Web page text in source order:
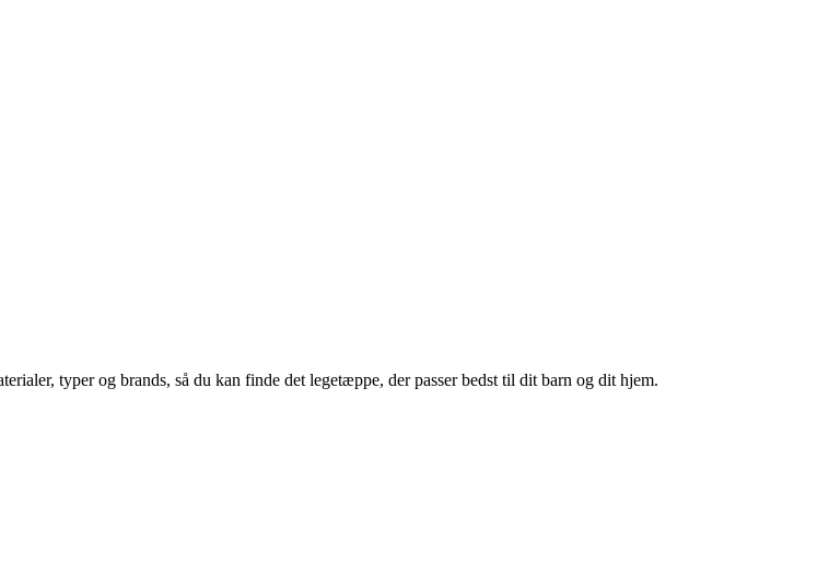
typer og brands, så du kan finde det legetæppe, der passer bedst til dit barn og dit hjem.